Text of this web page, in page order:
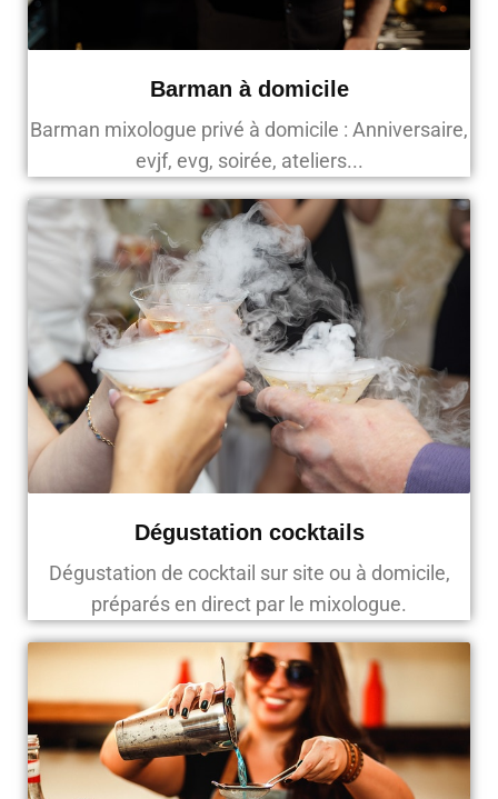
Barman à domicile
Barman mixologue privé à domicile : Anniversaire,
evjf, evg, soirée, ateliers...
Dégustation cocktails
Dégustation de cocktail sur site ou à domicile,
préparés en direct par le mixologue.